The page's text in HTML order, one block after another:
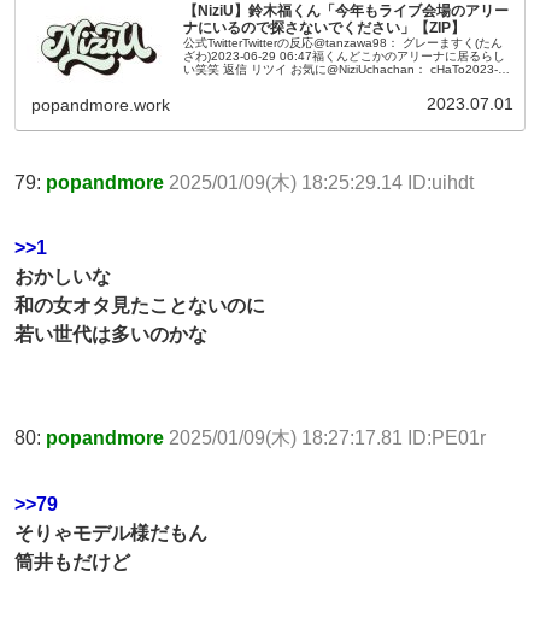
【NiziU】鈴木福くん「今年もライブ会場のアリー
ナにいるので探さないでください」【ZIP】
公式TwitterTwitterの反応@tanzawa98： グレーますく(たん
ざわ)2023-06-29 06:47福くんどこかのアリーナに居るらし
い笑笑 返信 リツイ お気に@NiziUchachan： cHaTo2023-
popandmore.work 2023.07.01
79: popandmore 2025/01/09(木) 18:25:29.14 ID:uihdt
>>1
おかしいな
和の女オタ見たことないのに
若い世代は多いのかな
80: popandmore 2025/01/09(木) 18:27:17.81 ID:PE01r
>>79
そりゃモデル様だもん
筒井もだけど